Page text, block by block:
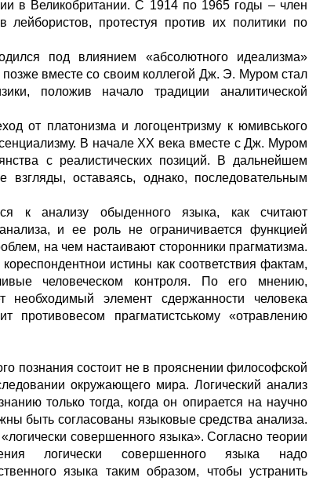
в Великобритании. С 1914 по 1965 годы – член
протестуя против их политики по
под влиянием «абсолютного идеализма»
позже вместе со своим коллегой Дж. Э. Муром стал
положив начало традиции аналитической
от платонизма и логоцентризму к юмивського
В начале ХХ века вместе с Дж. Муром
с реалистических позиций. В дальнейшем
оставаясь, однако, последовательным
к анализу обыденного языка, как считают
и ее роль не ограничивается функцией
на чем настаивают сторонники прагматизма.
истины как соответствия фактам,
человеческом контроля. По его мнению,
необходимый элемент сдержанности человека
противовесом прагматистському «отравлению
познания состоит не в прояснении философской
окружающего мира. Логический анализ
только тогда, когда он опирается на научно
быть согласованы языковые средства анализа.
совершенного языка». Согласно теории
логически совершенного языка надо
языка таким образом, чтобы устранить